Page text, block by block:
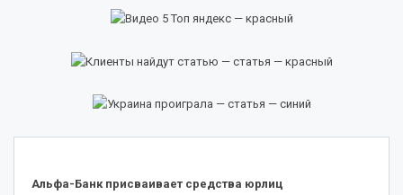
Альфа-Банк присваивает средства юрлиц